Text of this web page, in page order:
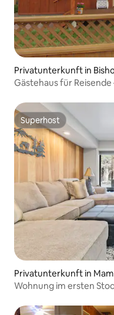
Privatunterkunft in
Gästehaus für
Superhost
Superhost
Privatunterkunft in
Wohnung im ersten